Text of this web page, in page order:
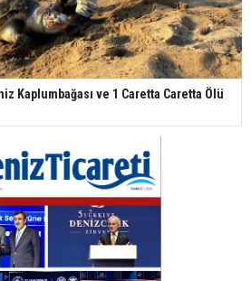
Kaplumbağası ve 1 Caretta Caretta Ölü